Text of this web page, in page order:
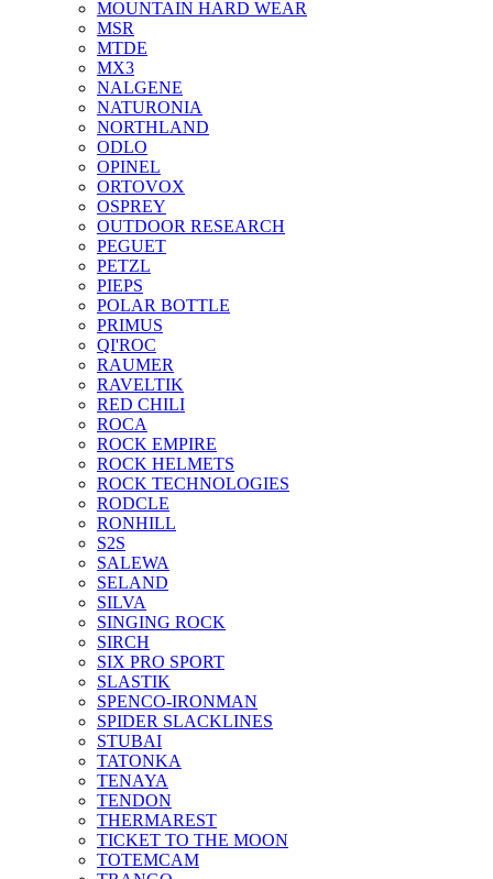
MOUNTAIN HARD WEAR
MSR
MTDE
MX3
NALGENE
NATURONIA
NORTHLAND
ODLO
OPINEL
ORTOVOX
OSPREY
OUTDOOR RESEARCH
PEGUET
PETZL
PIEPS
POLAR BOTTLE
PRIMUS
QI'ROC
RAUMER
RAVELTIK
RED CHILI
ROCA
ROCK EMPIRE
ROCK HELMETS
ROCK TECHNOLOGIES
RODCLE
RONHILL
S2S
SALEWA
SELAND
SILVA
SINGING ROCK
SIRCH
SIX PRO SPORT
SLASTIK
SPENCO-IRONMAN
SPIDER SLACKLINES
STUBAI
TATONKA
TENAYA
TENDON
THERMAREST
TICKET TO THE MOON
TOTEMCAM